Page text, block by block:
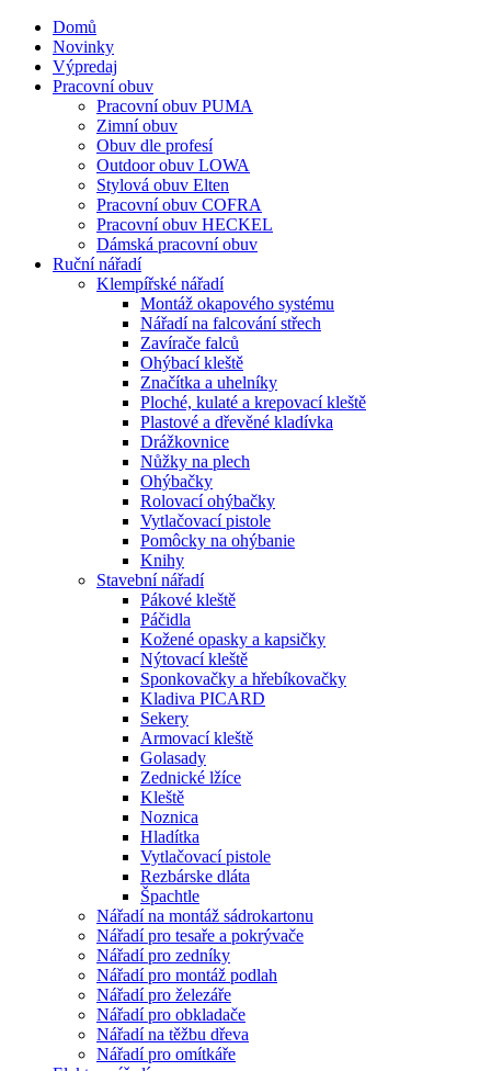
Domů
Novinky
Výpredaj
Pracovní obuv
Pracovní obuv PUMA
Zimní obuv
Obuv dle profesí
Outdoor obuv LOWA
Stylová obuv Elten
Pracovní obuv COFRA
Pracovní obuv HECKEL
Dámská pracovní obuv
Ruční nářadí
Klempířské nářadí
Montáž okapového systému
Nářadí na falcování střech
Zavírače falců
Ohýbací kleště
Značítka a uhelníky
Ploché, kulaté a krepovací kleště
Plastové a dřevěné kladívka
Drážkovnice
Nůžky na plech
Ohýbačky
Rolovací ohýbačky
Vytlačovací pistole
Pomôcky na ohýbanie
Knihy
Stavební nářadí
Pákové kleště
Páčidla
Kožené opasky a kapsičky
Nýtovací kleště
Sponkovačky a hřebíkovačky
Kladiva PICARD
Sekery
Armovací kleště
Golasady
Zednické lžíce
Kleště
Noznica
Hladítka
Vytlačovací pistole
Rezbárske dláta
Špachtle
Nářadí na montáž sádrokartonu
Nářadí pro tesaře a pokrývače
Nářadí pro zedníky
Nářadí pro montáž podlah
Nářadí pro železáře
Nářadí pro obkladače
Nářadí na těžbu dřeva
Nářadí pro omítkáře